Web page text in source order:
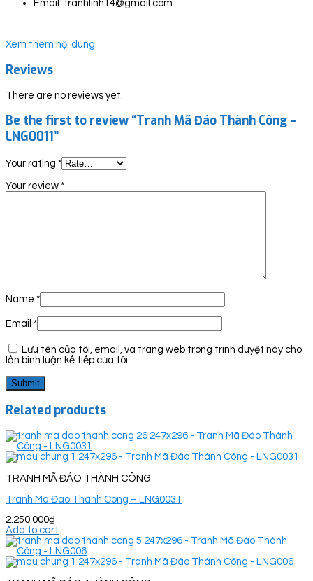
Email: tranhlinh14@gmail.com
Xem thêm nội dung
Reviews
There are no reviews yet.
Be the first to review “Tranh Mã Đáo Thành Công –
LNG0011”
Your rating *
Your review *
Name *
Email *
Lưu tên của tôi, email, và trang web trong trình duyệt này cho
lần bình luận kế tiếp của tôi.
Related products
TRANH MÃ ĐÁO THÀNH CÔNG
Tranh Mã Đáo Thành Công – LNG0031
2.250.000₫
Add to cart